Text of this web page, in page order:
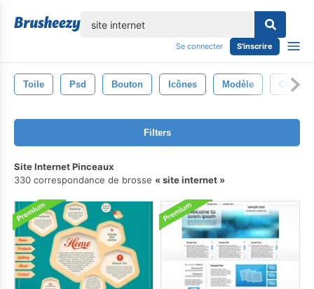
Se connecter S'inscrire
Toile Psd Bouton Icônes Modèle
Filters
Site Internet Pinceaux
330 correspondance de brosse
site internet